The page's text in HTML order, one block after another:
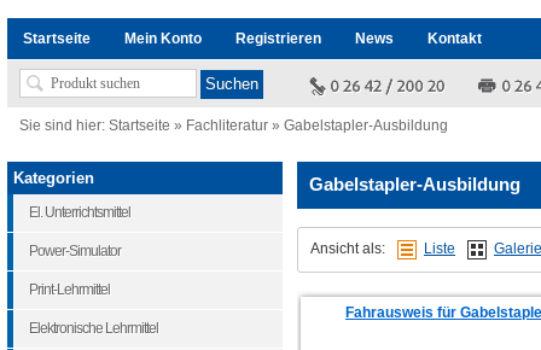
Startseite Mein Konto Registrieren News Kontakt
Sie sind hier: Startseite » Fachliteratur » Gabelstapler-Ausbildung
Gabelstapler-Ausbildung
Ansicht als: Liste Galerie
Fahrausweis für
Kategorien
El. Unterrichtsmittel
Power-Simulator
Print-Lehrmittel
Elektronische Lehrmittel